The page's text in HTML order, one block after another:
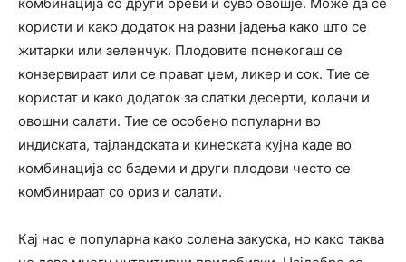
користи и како додаток на разни јадења како што се
житарки или зеленчук. Плодовите понекогаш се
конзервираат или се прават џем, ликер и сок. Тие се
користат и како додаток за слатки десерти, колачи и
овошни салати. Тие се особено популарни во
индиската, тајландската и кинеската кујна каде во
комбинација со бадеми и други плодови често се
комбинираат со ориз и салати.
Кај нас е популарна како солена закуска, но како таква